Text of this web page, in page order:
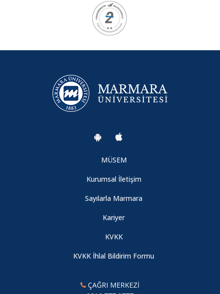
MÜSEM
Kurumsal İletişim
Sayılarla Marmara
Kariyer
KVKK
KVKK İhlal Bildirim Formu
ÇAĞRI MERKEZİ